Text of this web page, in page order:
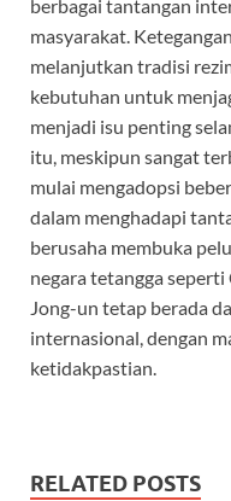
berbagai tantangan
masyarakat.
melanjutkan tradisi
kebutuhan untuk
menjadi isu penting
itu, meskipun sangat
mulai mengadopsi
dalam menghadapi
berusaha membuka
negara tetangga
Jong-un tetap berada
internasional, dengan
ketidakpastian.
RELATED POSTS